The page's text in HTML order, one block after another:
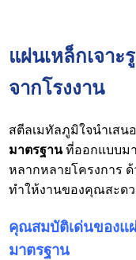
แผ่นเหล็กเจา
จากโรงงาน
สตีลเมทัลภูมิใจนำเสนอ
มาตรฐานที่ออกแบบมา
หลากหลายโครงการ
ทำให้งานของคุณสะดว
คุณสมบัติเด่นของแ
มาตรฐาน